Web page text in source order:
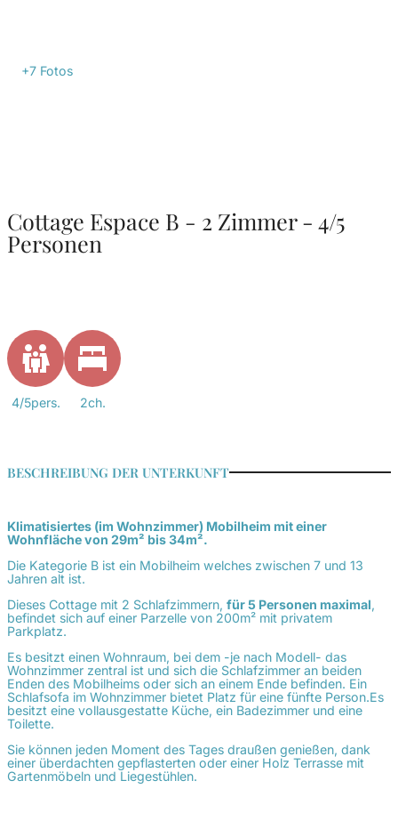
+7 Fotos
Cottage Espace B - 2 Zimmer - 4/5
Personen
4/5pers. 2ch.
BESCHREIBUNG DER UNTERKUNFT
Klimatisiertes (im Wohnzimmer) Mobilheim mit einer
Wohnfläche von 29m² bis 34m².
Die Kategorie B ist ein Mobilheim welches zwischen 7 und 13
Jahren alt ist.
Dieses Cottage mit 2 Schlafzimmern, für 5 Personen maximal,
befindet sich auf einer Parzelle von 200m² mit privatem
Parkplatz.
Es besitzt einen Wohnraum, bei dem -je nach Modell- das
Wohnzimmer zentral ist und sich die Schlafzimmer an beiden
Enden des Mobilheims oder sich an einem Ende befinden. Ein
Schlafsofa im Wohnzimmer bietet Platz für eine fünfte Person.Es
besitzt eine vollausgestatte Küche, ein Badezimmer und eine
Toilette.
Sie können jeden Moment des Tages draußen genießen, dank
einer überdachten gepflasterten oder einer Holz Terrasse mit
Gartenmöbeln und Liegestühlen.